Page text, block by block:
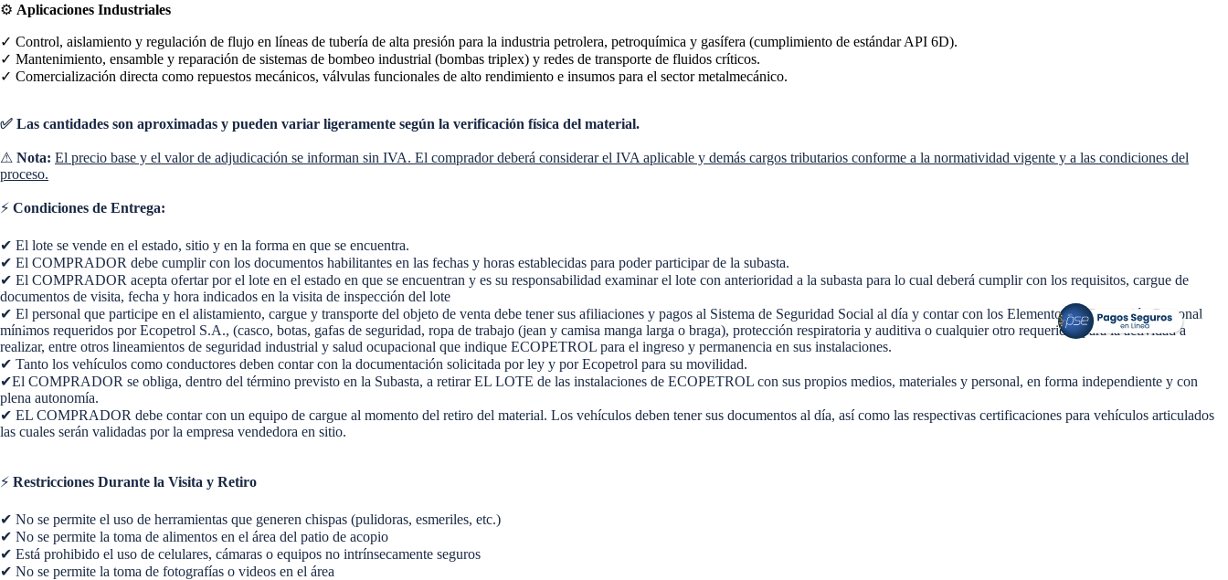
⚙️ Aplicaciones Industriales
✓ Control, aislamiento y regulación de flujo en líneas de tubería de alta presión para la industria petrolera, petroquímica y gasífera (cumplimiento de estándar API 6D).
✓ Mantenimiento, ensamble y reparación de sistemas de bombeo industrial (bombas triplex) y redes de transporte de fluidos críticos.
✓ Comercialización directa como repuestos mecánicos, válvulas funcionales de alto rendimiento e insumos para el sector metalmecánico.
✅ Las cantidades son aproximadas y pueden variar ligeramente según la verificación física del material.
⚠ Nota: El precio base y el valor de adjudicación se informan sin IVA. El comprador deberá considerar el IVA aplicable y demás cargos tributarios conforme a la normatividad vigente y a las condiciones del
proceso.
⚡ Condiciones de Entrega:
✔ El lote se vende en el estado, sitio y en la forma en que se encuentra.
✔ El COMPRADOR debe cumplir con los documentos habilitantes en las fechas y horas establecidas para poder participar de la subasta.
✔ El COMPRADOR acepta ofertar por el lote en el estado en que se encuentran y es su responsabilidad examinar el lote con anterioridad a la subasta para lo cual deberá cumplir con los requisitos, cargue de
documentos de visita, fecha y hora indicados en la visita de inspección del lote
✔ El personal que participe en el alistamiento, cargue y transporte del objeto de venta debe tener sus afiliaciones y pagos al Sistema de Seguridad Social al día y contar con los Elementos de Protección Personal
mínimos requeridos por Ecopetrol S.A., (casco, botas, gafas de seguridad, ropa de trabajo (jean y camisa manga larga o braga), protección respiratoria y auditiva o cualquier otro requerido) para la actividad a
realizar, entre otros lineamientos de seguridad industrial y salud ocupacional que indique ECOPETROL para el ingreso y permanencia en sus instalaciones.
✔ Tanto los vehículos como conductores deben contar con la documentación solicitada por ley y por Ecopetrol para su movilidad.
✔El COMPRADOR se obliga, dentro del término previsto en la Subasta, a retirar EL LOTE de las instalaciones de ECOPETROL con sus propios medios, materiales y personal, en forma independiente y con
plena autonomía.
✔ EL COMPRADOR debe contar con un equipo de cargue al momento del retiro del material. Los vehículos deben tener sus documentos al día, así como las respectivas certificaciones para vehículos articulados
las cuales serán validadas por la empresa vendedora en sitio.
⚡ Restricciones Durante la Visita y Retiro
✔ No se permite el uso de herramientas que generen chispas (pulidoras, esmeriles, etc.)
✔ No se permite la toma de alimentos en el área del patio de acopio
✔ Está prohibido el uso de celulares, cámaras o equipos no intrínsecamente seguros
✔ No se permite la toma de fotografías o videos en el área
< >